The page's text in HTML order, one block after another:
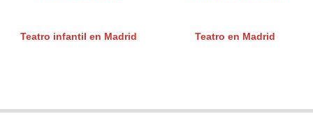
Teatro infantil en Madrid Teatro en Madrid